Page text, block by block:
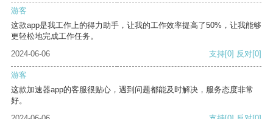
游客
这款app是我工作上的得力助手，让我的工作效率提高了50%，让我能够
更轻松地完成工作任务。
2024-06-06
支持[0] 反对[0]
游客
这款加速器app的客服很贴心，遇到问题都能及时解决，服务态度非常
好。